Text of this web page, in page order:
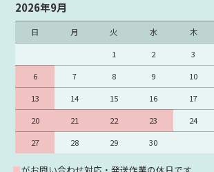
2026年9月
日 月 火 水 木
1
2 3
6
7 8 9 10
13
14 15 16 17
20
21 22 23 24
27
28 29 30